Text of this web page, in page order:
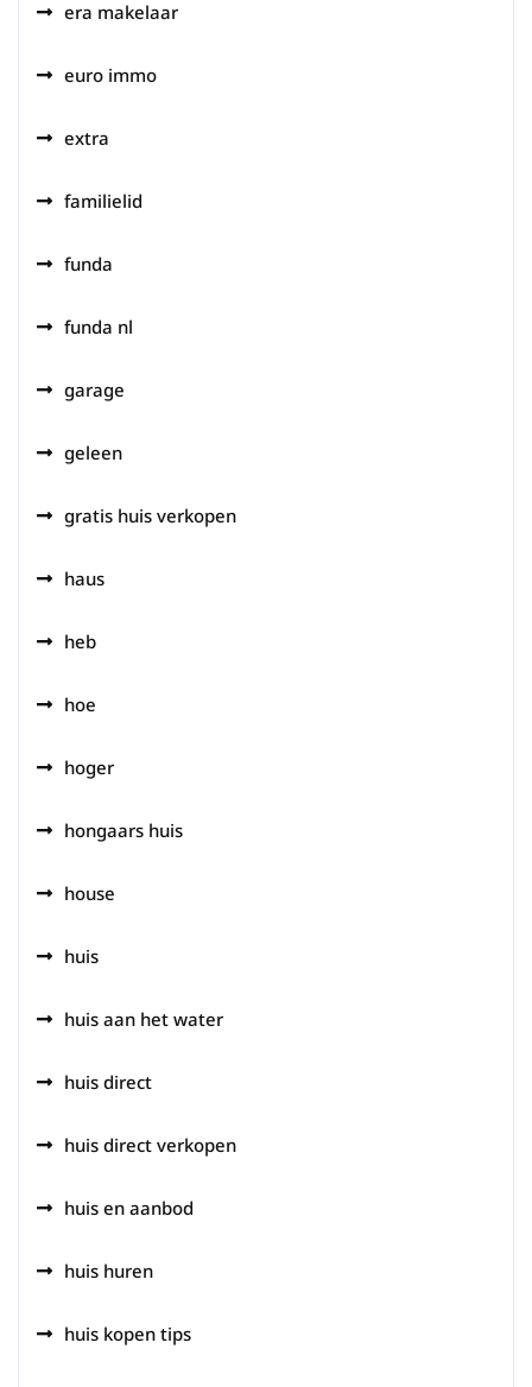
era makelaar
euro immo
extra
familielid
funda
funda nl
garage
geleen
gratis huis verkopen
haus
heb
hoe
hoger
hongaars huis
house
huis
huis aan het water
huis direct
huis direct verkopen
huis en aanbod
huis huren
huis kopen tips